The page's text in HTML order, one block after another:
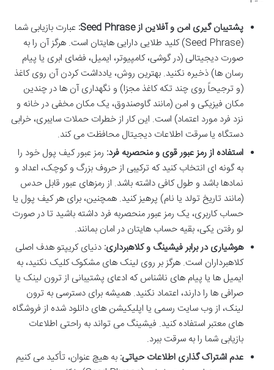
پشتیبان گیری امن و آفلاین از Seed Phrase:
عبارت بازیابی شما
(Seed Phrase) کلید طلایی دارایی هایتان است. هرگز آن را به
صورت دیجیتالی (در گوشی، کامپیوتر، ایمیل، فضای ابری یا پیام
رسان ها) ذخیره نکنید. بهترین روش، یادداشت کردن آن روی کاغذ
(و ترجیحاً روی چند تکه کاغذ مجزا) و نگهداری آن ها در چندین
مکان فیزیکی و امن (مانند گاوصندوق، یک مکان مخفی در خانه و
نزد فرد مورد اعتماد) است. این کار از خطرات حملات سایبری، خرابی
دستگاه یا سرقت اطلاعات دیجیتال محافظت می کند.
استفاده از رمز عبور قوی و منحصربه فرد: رمز عبور کیف پول خود را
به گونه ای انتخاب کنید که ترکیبی از حروف بزرگ و کوچک، اعداد و
نمادها باشد و طول کافی داشته باشد. از رمزهای عبور قابل حدس
(مانند تاریخ تولد یا نام) پرهیز کنید. همچنین، برای هر کیف پول یا
حساب کاربری، یک رمز عبور منحصربه فرد داشته باشید تا در صورت
لو رفتن یکی، بقیه حساب هایتان در امان بمانند.
هوشیاری در برابر فیشینگ و کلاهبرداری: دنیای کریپتو هدف اصلی
کلاهبرداران است. هرگز بر روی لینک های مشکوک کلیک نکنید، به
ایمیل ها یا پیام های ناشناس که ادعای پشتیبانی از ترون لینک یا
صرافی ها را دارند، اعتماد نکنید. همیشه برای دسترسی به ترون
لینک، از وب سایت رسمی یا اپلیکیشن های دانلود شده از فروشگاه
های معتبر استفاده کنید. فیشینگ می تواند به راحتی اطلاعات
بازیابی شما را به سرقت ببرد.
عدم اشتراک گذاری اطلاعات حیاتی: به هیچ عنوان، تأکید می کنیم